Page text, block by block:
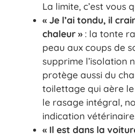
La limite, c’est vous
« Je l’ai tondu, il
chaleur » : la tonte
peau aux coups de
supprime l’isolation
protège aussi du
toilettage qui aère le
le rasage intégral,
indication
« Il est dans la